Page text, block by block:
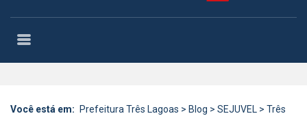
Você está em: Prefeitura Três Lagoas > Blog > SEJUVEL > Três